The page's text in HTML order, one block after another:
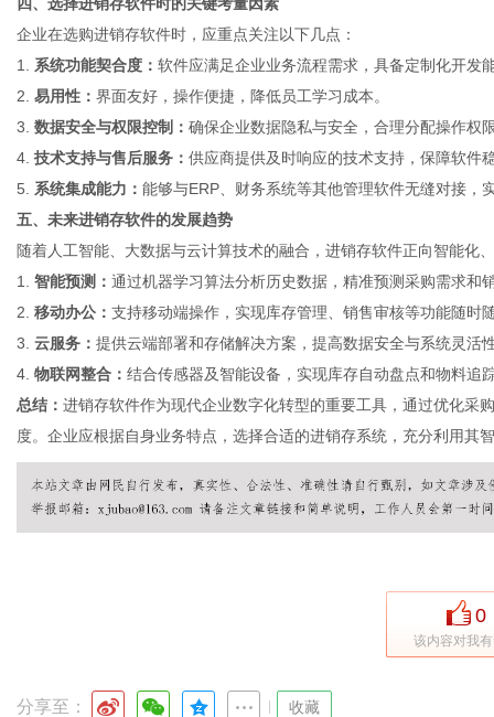
企业在选购进销存软件时，应重点关注以下几点：
1. 系统功能契合度： 软件应满足企业业务流程需求，具备定制化开发
2. 易用性： 界面友好，操作便捷，降低员工学习成本。
3. 数据安全与权限控制： 确保企业数据隐私与安全，合理分配操作权
4. 技术支持与售后服务： 供应商提供及时响应的技术支持，保障软件
5. 系统集成能力： 能够与ERP、财务系统等其他管理软件无缝对接，
五、未来进销存软件的发展趋势
随着人工智能、大数据与云计算技术的融合，进销存软件正向智能化
1. 智能预测： 通过机器学习算法分析历史数据，精准预测采购需求和
2. 移动办公： 支持移动端操作，实现库存管理、销售审核等功能随时
3. 云服务： 提供云端部署和存储解决方案，提高数据安全与系统灵活
4. 物联网整合： 结合传感器及智能设备，实现库存自动盘点和物料追
总结： 进销存软件作为现代企业数字化转型的重要工具，通过优化采
度。企业应根据自身业务特点，选择合适的进销存系统，充分利用其
0
该内容对我
分享至： 收藏